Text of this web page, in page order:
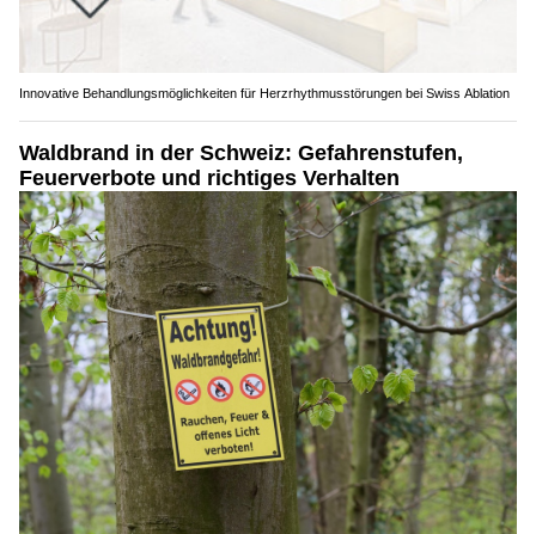
Innovative Behandlungsmöglichkeiten für Herzrhythmusstörungen bei Swiss Ablation
Waldbrand in der Schweiz: Gefahrenstufen,
Feuerverbote und richtiges Verhalten